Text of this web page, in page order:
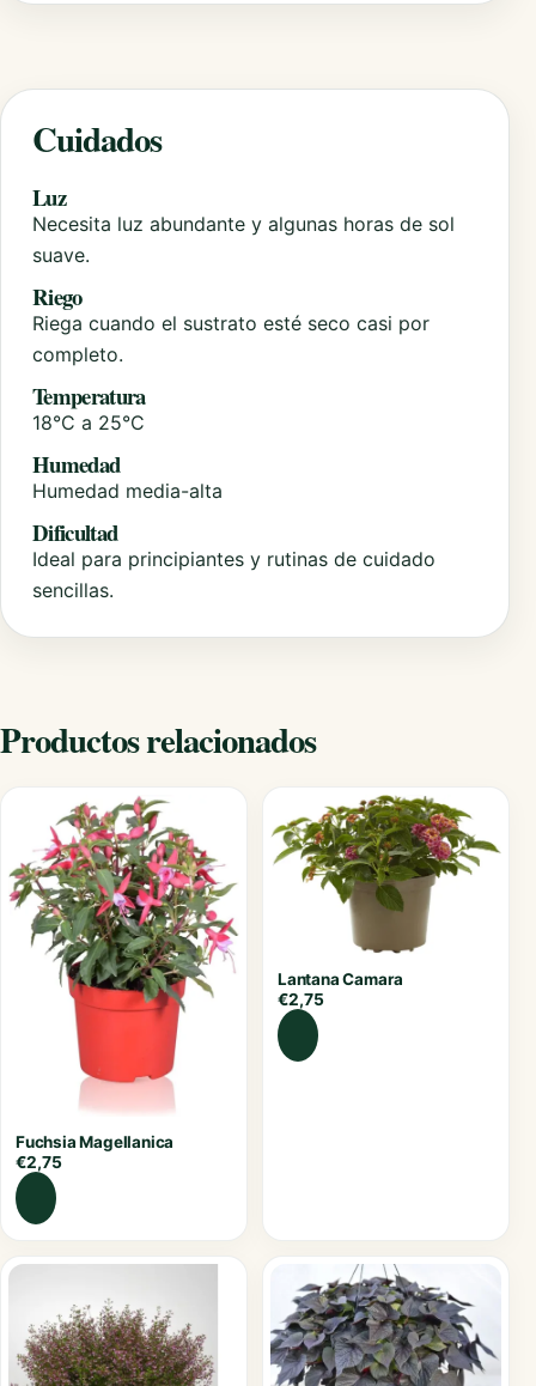
Cuidados
Luz
Necesita luz abundante y algunas horas de sol
suave.
Riego
Riega cuando el sustrato esté seco casi por
completo.
Temperatura
18°C a 25°C
Humedad
Humedad media-alta
Dificultad
Ideal para principiantes y rutinas de cuidado
sencillas.
Productos relacionados
Fuchsia Magellanica
€2,75
Lantana Camara
€2,75